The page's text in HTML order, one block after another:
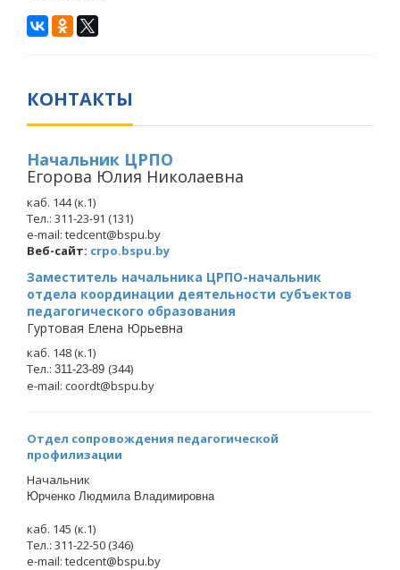
КОНТАКТЫ
Начальник ЦРПО
Егорова Юлия Николаевна
каб. 144 (к.1)
Тел.: 311-23-91 (131)
e-mail: tedcent@bspu.by
Веб-сайт: crpo.bspu.by
Заместитель начальника ЦРПО-начальник
отдела координации деятельности субъектов
педагогического образования
Гуртовая Елена Юрьевна
каб. 148 (к.1)
Тел.: 311-23-89 (344)
e-mail: coordt@bspu.by
Отдел сопровождения педагогической
профилизации
Начальник
Юрченко Людмила Владимировна
каб. 145 (к.1)
Тел.: 311-22-50 (346)
e-mail: tedcent@bspu.by